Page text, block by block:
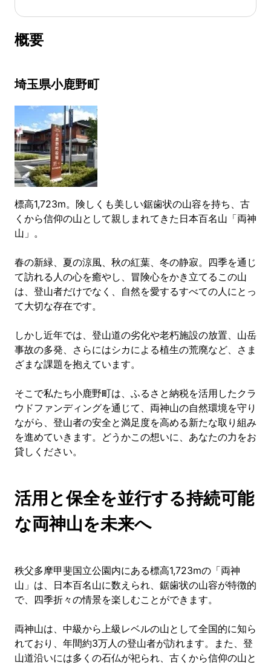
概要
埼玉県小鹿野町
標高1,723m。険しくも美しい鋸歯状の山容を持ち、古
くから信仰の山として親しまれてきた日本百名山「両神
山」。
春の新緑、夏の涼風、秋の紅葉、冬の静寂。四季を通じ
て訪れる人の心を癒やし、冒険心をかき立てるこの山
は、登山者だけでなく、自然を愛するすべての人にとっ
て大切な存在です。
しかし近年では、登山道の劣化や老朽施設の放置、山岳
事故の多発、さらにはシカによる植生の荒廃など、さま
ざまな課題を抱えています。
そこで私たち小鹿野町は、ふるさと納税を活用したクラ
ウドファンディングを通じて、両神山の自然環境を守り
ながら、登山者の安全と満足度を高める新たな取り組み
を進めていきます。どうかこの想いに、あなたの力をお
貸しください。
活用と保全を並行する持続可能
な両神山を未来へ
秩父多摩甲斐国立公園内にある標高1,723mの「両神
山」は、日本百名山に数えられ、鋸歯状の山容が特徴的
で、四季折々の情景を楽しむことができます。
両神山は、中級から上級レベルの山として全国的に知ら
れており、年間約3万人の登山者が訪れます。また、登
山道沿いには多くの石仏が祀られ、古くから信仰の山と